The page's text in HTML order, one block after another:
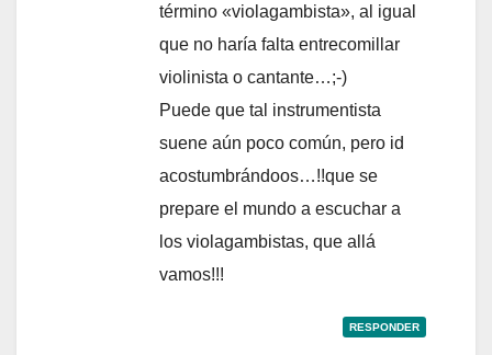
término «violagambista», al igual
que no haría falta entrecomillar
violinista o cantante…;-)
Puede que tal instrumentista
suene aún poco común, pero id
acostumbrándoos…!!que se
prepare el mundo a escuchar a
los violagambistas, que allá
vamos!!!
RESPONDER